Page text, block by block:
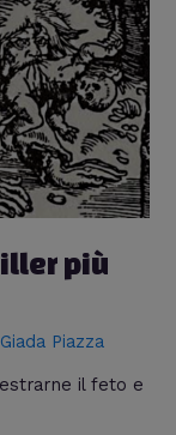
più
Giada Piazza
il feto e